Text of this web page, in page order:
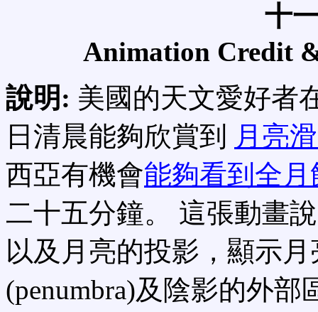
十
Animation Credit
說明: 美國的天文愛好者
日清晨能夠欣賞到
月亮
西亞有機會能夠看到全月
二十五分鐘。 這張動畫
以及月亮的投影，顯示
(penumbra)及陰影的外